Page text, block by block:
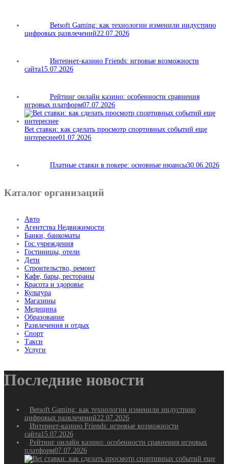
Betsoft Gaming: как технологии изменили индустрию
цифровых развлечений22.07.2026
Интернет-казино Friends: игровые возможности
сайта15.07.2026
Рейтинг онлайн казино: особенности сравнения
игровых платформ07.07.2026
Bet ставки: как сделать просмотр спортивных событий еще
интереснее01.07.2026
Платные ставки в покере: основные нюансы30.06.2026
Каталог организаций
Авто
Агентства Недвижимости
Банки, банкоматы
Гос.учреждения
Гостиницы, отели
Дети
Строительство, ремонт
Кафе, бары, рестораны
Красота и здоровье
Культура
Магазины
Медицина
Образование
Развлечения и отдых
Спорт
Такси
Услуги
Последние новости
Betsoft Gaming: как технологии изменили индустрию
цифровых развлечений22.07.2026
Интернет-казино Friends: игровые возможности
сайта15.07.2026
Рейтинг онлайн казино: особенности сравнения игровых
платформ07.07.2026